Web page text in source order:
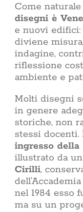
Come naturale
disegni è
e nuovi
diviene
indagine,
riflessione
ambiente e
Molti disegni
in genere
storiche, non
stessi
ingresso
illustrato da
Cirilli,
nel 1984 esso
ma su un